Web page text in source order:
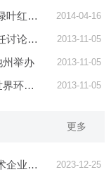
安徽生态与湿地保护协会周本立会长《绿叶红椿》诗歌会在肥精彩举行 2014-04-16
周本立会长与省人大常委会郭万清副主任讨论生态文化 2013-11-05
州举办 2013-11-05
省生态与湿地保护协会举办“纪念六·五世界环境日”报告会 2013-11-05
更多
祝贺！我会理事单位荣获国家级高新技术企业、瞪羚培育企业等荣誉 2023-12-25